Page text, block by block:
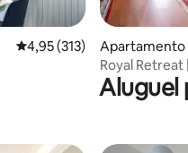
4,95 de uma avaliação
4,95 (313)
Apartamento
Royal Retreat
privativos —
Aluguel